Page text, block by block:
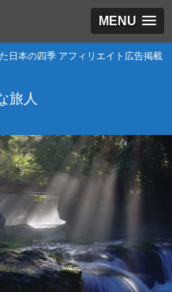
MENU
日本の四季 アフィリエイト広告掲載
旅人